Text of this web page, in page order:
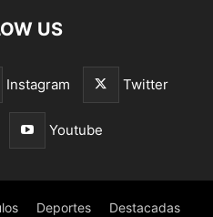
US
Instagram Twitter
Youtube
Deportes Destacadas